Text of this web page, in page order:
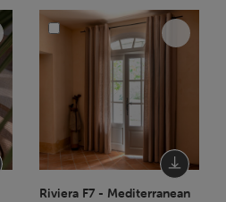
Riviera F7 - Mediterranean